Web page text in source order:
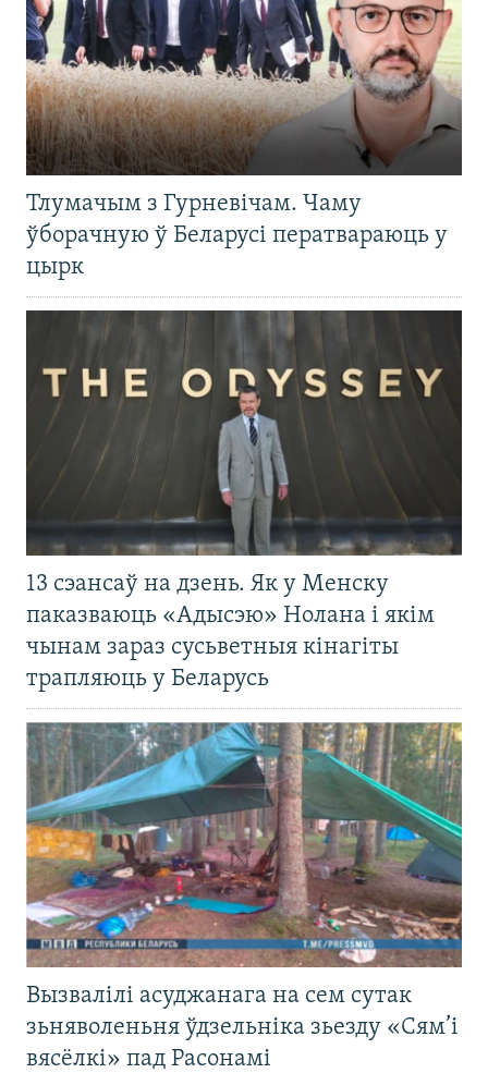
Тлумачым з Гурневічам. Чаму
ўборачную ў Беларусі ператвараюць у
цырк
13 сэансаў на дзень. Як у Менску
паказваюць «Адысэю» Нолана і якім
чынам зараз сусьветныя кінагіты
трапляюць у Беларусь
Вызвалілі асуджанага на сем сутак
зьняволеньня ўдзельніка зьезду «Сям’і
вясёлкі» пад Расонамі